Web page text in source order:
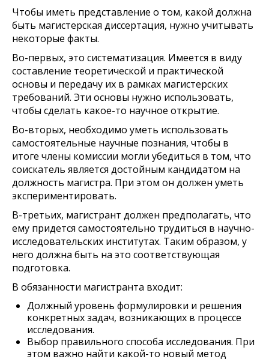
Чтобы иметь представление о том, какой должна
быть магистерская диссертация, нужно учитывать
некоторые факты.
Во-первых, это систематизация. Имеется в виду
составление теоретической и практической
основы и передачу их в рамках магистерских
требований. Эти основы нужно использовать,
чтобы сделать какое-то научное открытие.
Во-вторых, необходимо уметь использовать
самостоятельные научные познания, чтобы в
итоге члены комиссии могли убедиться в том, что
соискатель является достойным кандидатом на
должность магистра. При этом он должен уметь
экспериментировать.
В-третьих, магистрант должен предполагать, что
ему придется самостоятельно трудиться в научно-
исследовательских институтах. Таким образом, у
него должна быть на это соответствующая
подготовка.
В обязанности магистранта входит:
Должный уровень формулировки и решения
конкретных задач, возникающих в процессе
исследования.
Выбор правильного способа исследования. При
этом важно найти какой-то новый метод